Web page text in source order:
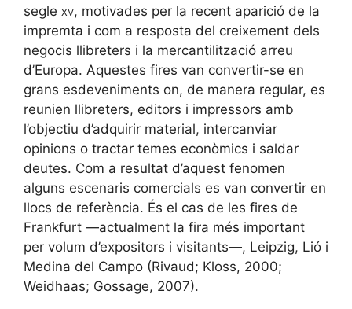
segle xv, motivades per la recent aparició de la
impremta i com a resposta del creixement dels
negocis llibreters i la mercantilització arreu
d’Europa. Aquestes fires van convertir-se en
grans esdeveniments on, de manera regular, es
reunien llibreters, editors i impressors amb
l’objectiu d’adquirir material, intercanviar
opinions o tractar temes econòmics i saldar
deutes. Com a resultat d’aquest fenomen
alguns escenaris comercials es van convertir en
llocs de referència. És el cas de les fires de
Frankfurt —actualment la fira més important
per volum d’expositors i visitants—, Leipzig, Lió i
Medina del Campo (Rivaud; Kloss, 2000;
Weidhaas; Gossage, 2007).